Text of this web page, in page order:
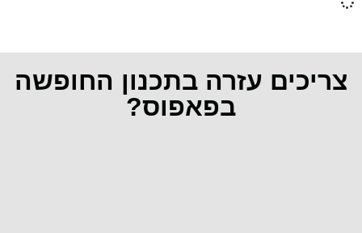
צריכים עזרה בתכנון החופשה
בפאפוס?